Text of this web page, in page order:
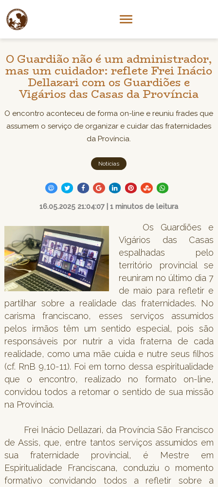
O Guardião não é um administrador,
mas um cuidador: reflete Frei Inácio
Dellazari com os Guardiões e
Vigários das Casas da Província
O encontro aconteceu de forma on-line e reuniu frades que
assumem o serviço de organizar e cuidar das fraternidades
da Província.
Notícias
16.05.2025 21:04:07 | 1 minutos de leitura
Os Guardiões e
Vigários das Casas
espalhadas pelo
território provincial se
reuniram no último dia 7
de maio para refletir e
partilhar sobre a realidade das fraternidades. No
carisma franciscano, esses serviços assumidos
pelos irmãos têm um sentido especial, pois são
responsáveis por nutrir a vida fraterna de cada
realidade, como uma mãe cuida e nutre seus filhos
(cf. RnB 9,10-11). Foi em torno dessa espiritualidade
que o encontro, realizado no formato on-line,
convidou todos a retomar o sentido de sua missão
na Província.
Frei Inácio Dellazari, da Província São Francisco
de Assis, que, entre tantos serviços assumidos em
sua fraternidade provincial, é Mestre em
Espiritualidade Franciscana, conduziu o momento
formativo convidando todos a refletir sobre a